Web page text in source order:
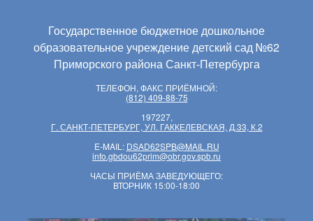
Государственное бюджетное дошкольное
образовательное учреждение детский сад №62
Приморского района Санкт-Петербурга
ТЕЛЕФОН, ФАКС ПРИЁМНОЙ:
(812) 409-88-75
197227,
Г. САНКТ-ПЕТЕРБУРГ, УЛ. ГАККЕЛЕВСКАЯ, Д.33, К.2
E-MAIL: DSAD62SPB@MAIL.RU
info.gbdou62prim@obr.gov.spb.ru
ЧАСЫ ПРИЁМА ЗАВЕДУЮЩЕГО:
ВТОРНИК 15:00-18:00